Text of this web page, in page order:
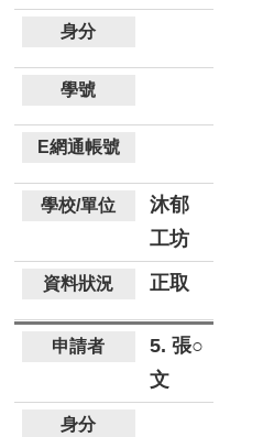
沐郁
工坊
正取
5. 張○
文